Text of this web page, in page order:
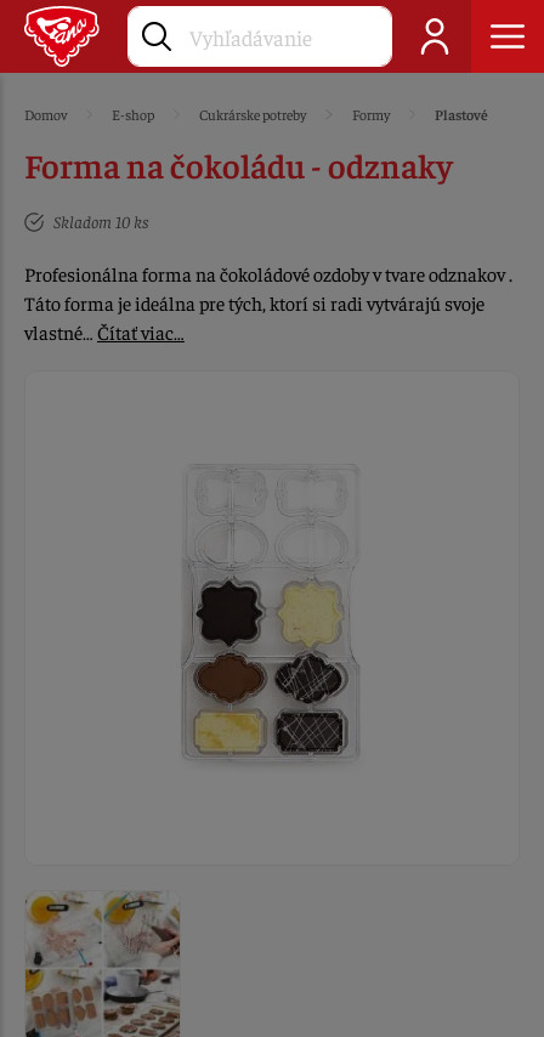
Domov E-shop Cukrárske potreby Formy Plastové
Forma na čokoládu - odznaky
Skladom 10 ks
Profesionálna forma na čokoládové ozdoby v tvare odznakov .
Táto forma je ideálna pre tých, ktorí si radi vytvárajú svoje
vlastné… Čítať viac…